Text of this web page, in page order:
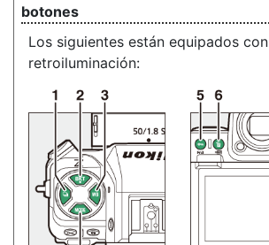
botones
Los siguientes están equipados con
retroiluminación: